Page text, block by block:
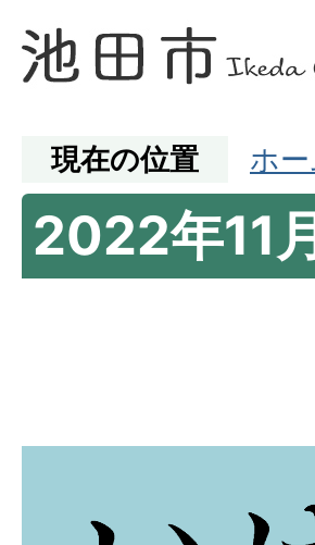
現在の位置 ホー
2022年11